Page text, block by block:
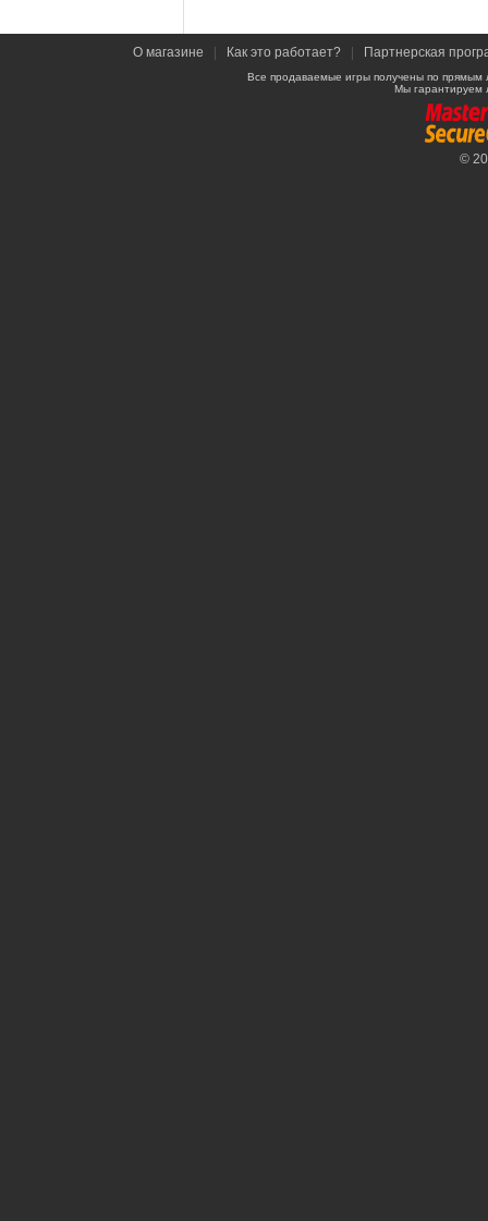
О магазине Как это работает? Партнерская
Все продаваемые игры получены по
Мы гарантируем
©